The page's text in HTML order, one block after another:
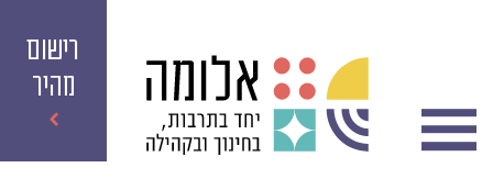
רישום
מהיר